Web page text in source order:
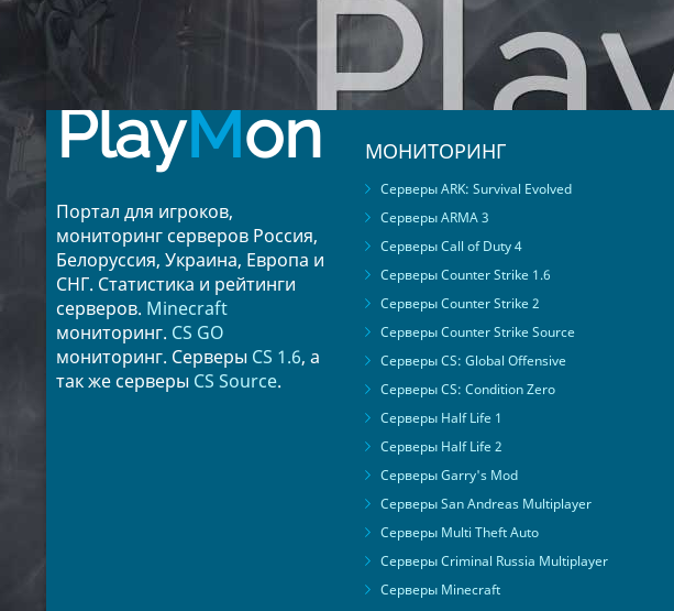
PlayMon
Портал для игроков,
мониторинг серверов Россия,
Белоруссия, Украина, Европа и
СНГ. Статистика и рейтинги
серверов. Minecraft
мониторинг. CS GO
мониторинг. Серверы CS 1.6, а
так же серверы CS Source.
МОНИТОРИНГ
Серверы ARK: Survival Evolved
Серверы ARMA 3
Серверы Call of Duty 4
Серверы Counter Strike 1.6
Серверы Counter Strike 2
Серверы Counter Strike Source
Серверы CS: Global Offensive
Серверы CS: Condition Zero
Серверы Half Life 1
Серверы Half Life 2
Серверы Garry's Mod
Серверы San Andreas Multiplayer
Серверы Multi Theft Auto
Серверы Criminal Russia Multiplayer
Серверы Minecraft